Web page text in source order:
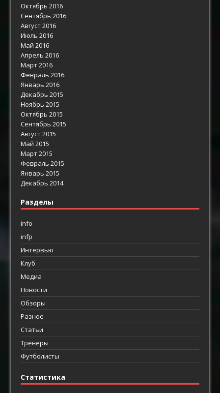
Октябрь 2016
Сентябрь 2016
Август 2016
Июль 2016
Май 2016
Апрель 2016
Март 2016
Февраль 2016
Январь 2016
Декабрь 2015
Ноябрь 2015
Октябрь 2015
Сентябрь 2015
Август 2015
Май 2015
Март 2015
Февраль 2015
Январь 2015
Декабрь 2014
Разделы
info
infp
Интервью
Клуб
Медиа
Новости
Обзоры
Разное
Статьи
Тренеры
Футболисты
Статистика